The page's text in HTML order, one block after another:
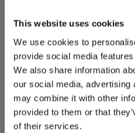
This website uses cookies
We use cookies to
provide social media
We also share information
our social media, advertising
may combine it with other
provided to them or that
of their services.
LASTRAMP
Kraftig uppkörningsramp för
gummiband eller hjul.
Längd: 1500 mm
Bredd utvändigt: 400 mm
Höjd: 82 mm
Kapacitet: 4500 kg / par